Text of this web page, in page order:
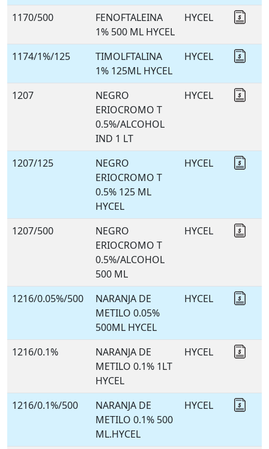
1170/500
FENOFTALEINA
1% 500 ML HYCEL
HYCEL
1174/1%/125
TIMOLFTALINA
1% 125ML HYCEL
HYCEL
1207
NEGRO
ERIOCROMO T
0.5%/ALCOHOL
IND 1 LT
HYCEL
1207/125
NEGRO
ERIOCROMO T
0.5% 125 ML
HYCEL
HYCEL
1207/500
NEGRO
ERIOCROMO T
0.5%/ALCOHOL
500 ML
HYCEL
1216/0.05%/500
NARANJA DE
METILO 0.05%
500ML HYCEL
HYCEL
1216/0.1%
NARANJA DE
METILO 0.1% 1LT
HYCEL
HYCEL
1216/0.1%/500
NARANJA DE
METILO 0.1% 500
ML.HYCEL
HYCEL